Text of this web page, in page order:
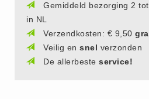
BHV middelen
BHV kasten (0)
Evacuatie - Zaklampen (0)
Gemiddeld bezorging 2
in NL
Verzendkosten: € 9,50
Veilig en snel verzonden
De allerbeste service!